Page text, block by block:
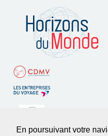
En poursuivant votre